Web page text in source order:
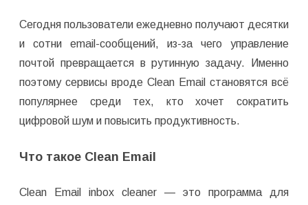
Сегодня пользователи ежедневно получают десятки
и сотни email-сообщений, из-за чего управление
почтой превращается в рутинную задачу. Именно
поэтому сервисы вроде Clean Email становятся всё
популярнее среди тех, кто хочет сократить
цифровой шум и повысить продуктивность.
Что такое Clean Email
Clean Email inbox cleaner — это программа для